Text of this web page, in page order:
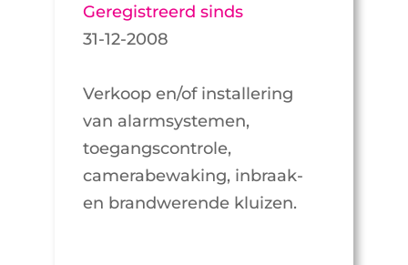
Geregistreerd sinds
31-12-2008
Verkoop en/of installering
van alarmsystemen,
toegangscontrole,
camerabewaking, inbraak-
en brandwerende kluizen.